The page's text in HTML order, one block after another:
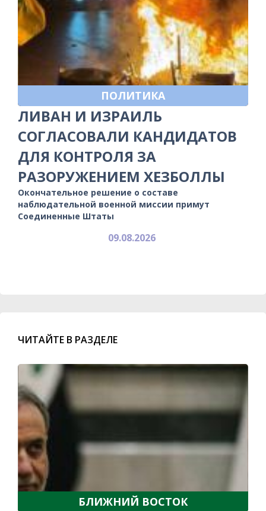
ПОЛИТИКА
ЛИВАН И ИЗРАИЛЬ
СОГЛАСОВАЛИ КАНДИДАТОВ
ДЛЯ КОНТРОЛЯ ЗА
РАЗОРУЖЕНИЕМ ХЕЗБОЛЛЫ
Окончательное решение о составе
наблюдательной военной миссии примут
Соединенные Штаты
09.08.2026
ЧИТАЙТЕ В РАЗДЕЛЕ
БЛИЖНИЙ ВОСТОК